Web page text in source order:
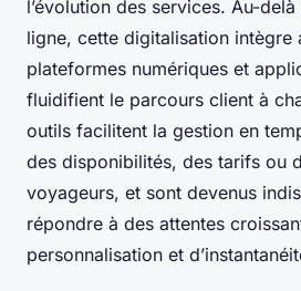
l’évolution des services. Au-
ligne, cette digitalisation intègre
plateformes numériques et
fluidifient le parcours client à
outils facilitent la gestion en
des disponibilités, des tarifs ou
voyageurs, et sont devenus
répondre à des attentes
personnalisation et